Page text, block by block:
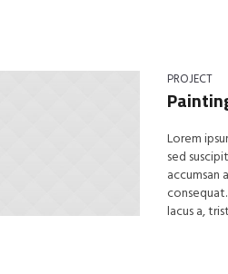
PROJECT
Lorem
sed
lacus a,